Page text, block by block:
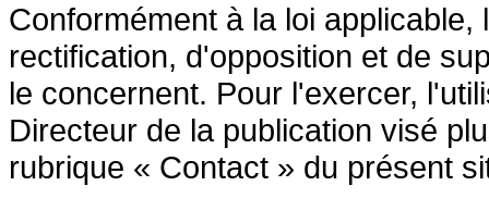
Conformément à la loi
rectification, d'opposition et de
le concernent. Pour l'exercer,
Directeur de la publication visé
rubrique « Contact » du présent